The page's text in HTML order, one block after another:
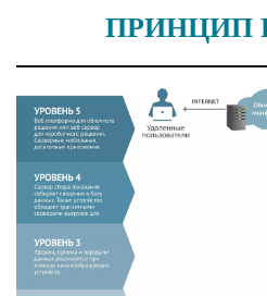
ПРИНЦИП